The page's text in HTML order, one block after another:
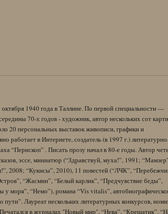
1940 года в Таллине. По первой специальности —
70-х годов - художник, автор нескольких сот
20 персональных выставок живописи, графики и
работает в Интернете, создатель (в 1997 г.)
“Перископ” . Писать прозу начал в 80-е годы. Автор
эссе, миниатюр (“Здравствуй, муха!”, 1991;
2008; “Кукисы”, 2010), 11 повестей (“ЛЧК”,
“Жасмин”, “Белый карлик”, “Предчувствие беды”,
у моря”, “Немо”), романа “Vis vitalis”,
пути”. Лауреат нескольких литературных конкурсов,
в журналах "Новый мир", “Нева”, “Крещатик”,